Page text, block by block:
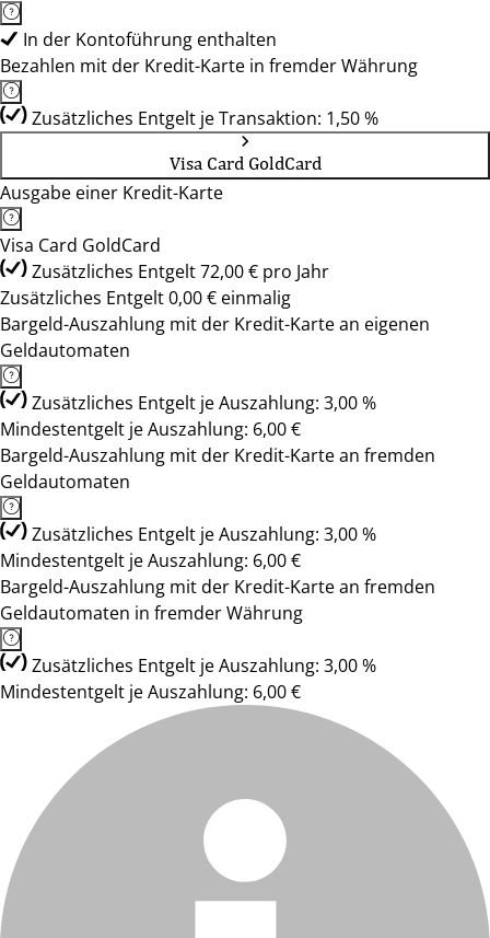
In der Kontoführung enthalten
Bezahlen mit der Kredit-Karte in fremder Währung
Zusätzliches Entgelt je Transaktion: 1,50 %
Visa Card GoldCard
Ausgabe einer Kredit-Karte
Visa Card GoldCard
Zusätzliches Entgelt 72,00 € pro Jahr
Zusätzliches Entgelt 0,00 € einmalig
Bargeld-Auszahlung mit der Kredit-Karte an eigenen
Geldautomaten
Zusätzliches Entgelt je Auszahlung: 3,00 %
Mindestentgelt je Auszahlung: 6,00 €
Bargeld-Auszahlung mit der Kredit-Karte an fremden
Geldautomaten
Zusätzliches Entgelt je Auszahlung: 3,00 %
Mindestentgelt je Auszahlung: 6,00 €
Bargeld-Auszahlung mit der Kredit-Karte an fremden
Geldautomaten in fremder Währung
Zusätzliches Entgelt je Auszahlung: 3,00 %
Mindestentgelt je Auszahlung: 6,00 €